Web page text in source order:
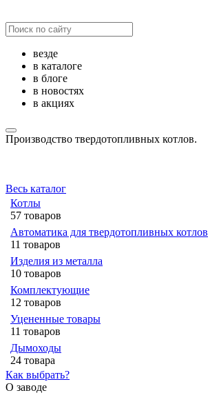
везде
в каталоге
в блоге
в новостях
в акциях
Производство твердотопливных котлов.
Весь каталог
Котлы
57 товаров
Автоматика для твердотопливных котлов
11 товаров
Изделия из металла
10 товаров
Комплектующие
12 товаров
Уцененные товары
11 товаров
Дымоходы
24 товара
Как выбрать?
О заводе